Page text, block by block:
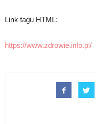
Link tagu HTML:
https://www.zdrowie.info.pl/